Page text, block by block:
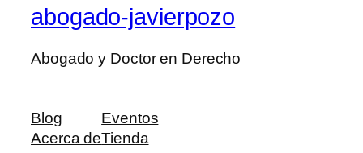
abogado-javierpozo
Abogado y Doctor en Derecho
Blog
Acerca de
Eventos
Tienda